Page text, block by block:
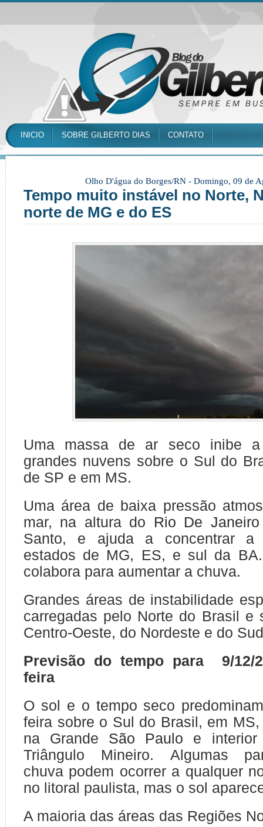
INICIO SOBRE GILBERTO DIAS CONTATO
Olho D'água do Borges/RN - Domingo, 09 de
Tempo muito instável no Norte,
norte de MG e do ES
Uma massa de ar seco inibe a
grandes nuvens sobre o Sul do
de SP e em MS.
Uma área de baixa pressão
mar, na altura do Rio De Janeiro
Santo, e ajuda a concentrar a
estados de MG, ES, e sul da
colabora para aumentar a chuva.
Grandes áreas de instabilidade
carregadas pelo Norte do Brasil e
Centro-Oeste, do Nordeste e do
Previsão do tempo para 9/12/
feira
O sol e o tempo seco
feira sobre o Sul do Brasil, em
na Grande São Paulo e
Triângulo Mineiro. Algumas
chuva podem ocorrer a qualquer
no litoral paulista, mas o sol
A maioria das áreas das Regiões